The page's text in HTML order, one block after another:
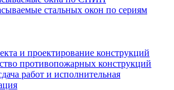
стальных окон по сериям
и проектирование конструкций
противопожарных конструкций
работ и исполнительная